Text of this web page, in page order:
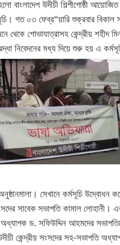
বাংলাদেশ উদীচী শিল্পীগোষ্ঠী আয়োজিত
গত ০৩ ফেব্র“য়ারি শুক্রবার বিকাল
থেকে শোভাযাত্রাসহ কেন্দ্রীয় শহীদ
নিবেদনের মধ্য দিয়ে শুরু হয় এ
সেখানে কর্মসূচি উদ্বোধন
সাবেক সভাপতি কামাল লোহানী।
ড. সফিউদ্দিন আহমদের
কেন্দ্রীয় সংসদের সহ-সভাপতি